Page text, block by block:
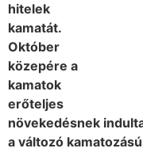
hitelek
kamatát.
Október
közepére a
kamatok
erőteljes
növekedésnek
a változó